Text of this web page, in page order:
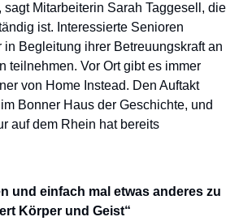
sagt Mitarbeiterin Sarah Taggesell, die
ist. Interessierte Senioren
in Begleitung ihrer Betreuungskraft an
teilnehmen. Vor Ort gibt es immer
von Home Instead. Den Auftakt
Bonner Haus der Geschichte, und
auf dem Rhein hat bereits
und einfach mal etwas anderes zu
Körper und Geist“